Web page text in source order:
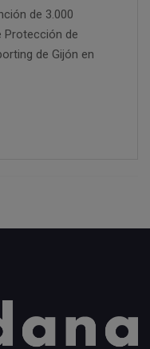
de 3.000
Protección de
de Gijón en